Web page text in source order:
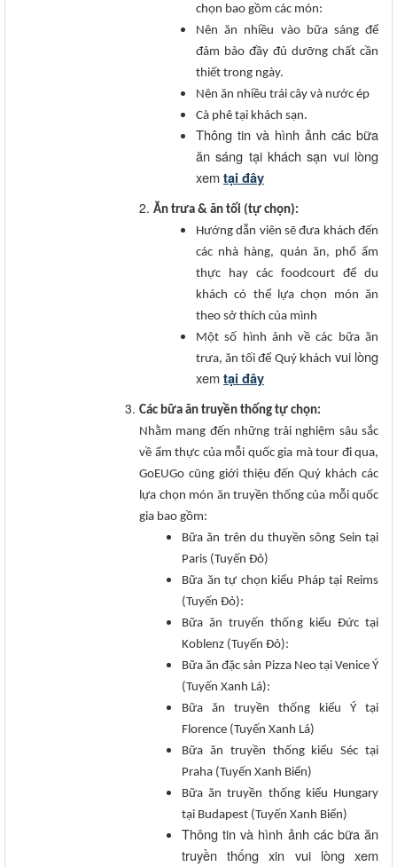
chọn bao gồm các món:
Nên ăn nhiều vào bữa sáng để
đảm bảo đầy đủ dưỡng chất cần
thiết trong ngày.
Nên ăn nhiều trái cây và nước ép
Cà phê tại khách sạn.
Thông tin và hình ảnh các bữa
ăn sáng tại khách sạn vui lòng
xemtại đây
Ăn trưa & ăn tối (tự chọn):
Hướng dẫn viên sẽ đưa khách đến
các nhà hàng, quán ăn, phổ ẩm
thực hay các foodcourt để du
khách có thể lựa chọn món ăn
theo sở thích của mình
Một số hình ảnh về các bữa ăn
trưa, ăn tối để Quý khách vui lòng
xemtại đây
Các bữa ăn truyền thống tự chọn:
Nhằm mang đến những trải nghiệm sâu sắc
về ẩm thực của mỗi quốc gia mà tour đi qua,
GoEUGo cũng giới thiệu đến Quý khách các
lựa chọn món ăn truyền thống của mỗi quốc
gia bao gồm:
Bữa ăn trên du thuyền sông Sein tại
Paris (Tuyến Đỏ)
Bữa ăn tự chọn kiểu Pháp tại Reims
(Tuyến Đỏ):
Bữa ăn truyến thống kiểu Đức tại
Koblenz (Tuyến Đỏ):
Bữa ăn đặc sản Pizza Neo tại Venice Ý
(Tuyến Xanh Lá):
Bữa ăn truyền thống kiểu Ý tại
Florence (Tuyến Xanh Lá)
Bữa ăn truyền thống kiểu Séc tại
Praha (Tuyến Xanh Biển)
Bữa ăn truyền thống kiểu Hungary
tại Budapest (Tuyến Xanh Biển)
Thông tin và hình ảnh các bữa ăn
truyền thống xin vui lòng xem